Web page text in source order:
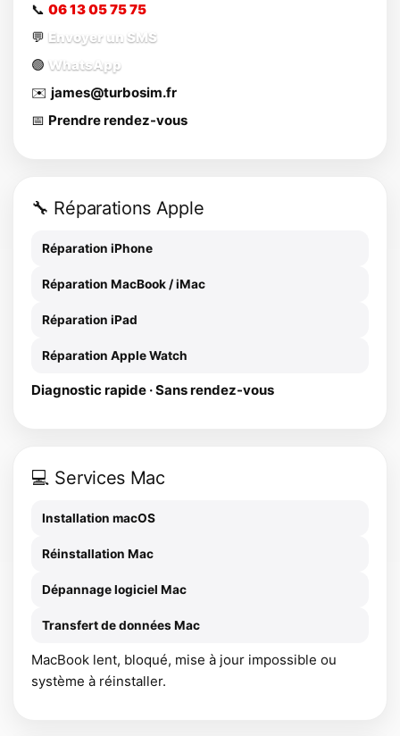
📞 06 13 05 75 75
💬 Envoyer un SMS
🟢 WhatsApp
✉️ james@turbosim.fr
📅 Prendre rendez-vous
🔧 Réparations Apple
Réparation iPhone
Réparation MacBook / iMac
Réparation iPad
Réparation Apple Watch
Diagnostic rapide · Sans rendez-vous
💻 Services Mac
Installation macOS
Réinstallation Mac
Dépannage logiciel Mac
Transfert de données Mac
MacBook lent, bloqué, mise à jour impossible ou
système à réinstaller.